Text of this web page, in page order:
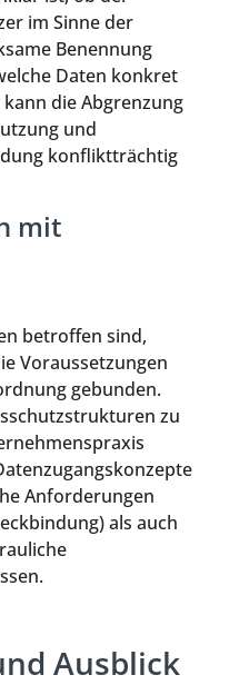
im Sinne der
Benennung
Daten konkret
die Abgrenzung
und
konfliktträchtig
mit
betroffen sind,
Voraussetzungen
gebunden.
zu
Anforderungen
als auch
Ausblick